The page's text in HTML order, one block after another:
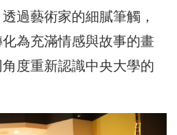
過藝術家的細膩筆觸，
為充滿情感與故事的畫
度重新認識中央大學的